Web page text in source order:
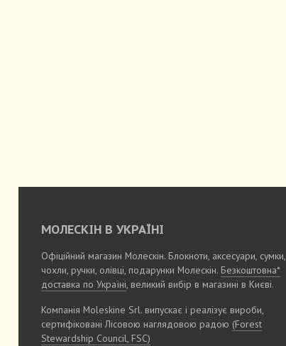
МОЛЕСКІН В УКРАЇНІ
Офіційний магазин Молескін. Блокноти, аксесуари, сумки,
чохли, ручки, олівці, подарунки Молескін. Безкоштовна*
доставка по Україні, великий вибір в магазині в Києві.
Компанія Moleskine Srl. випускає і реалізує вироби,
сертифіковані Лісовою наглядовою радою (Forest
Stewardship Council, FSC)